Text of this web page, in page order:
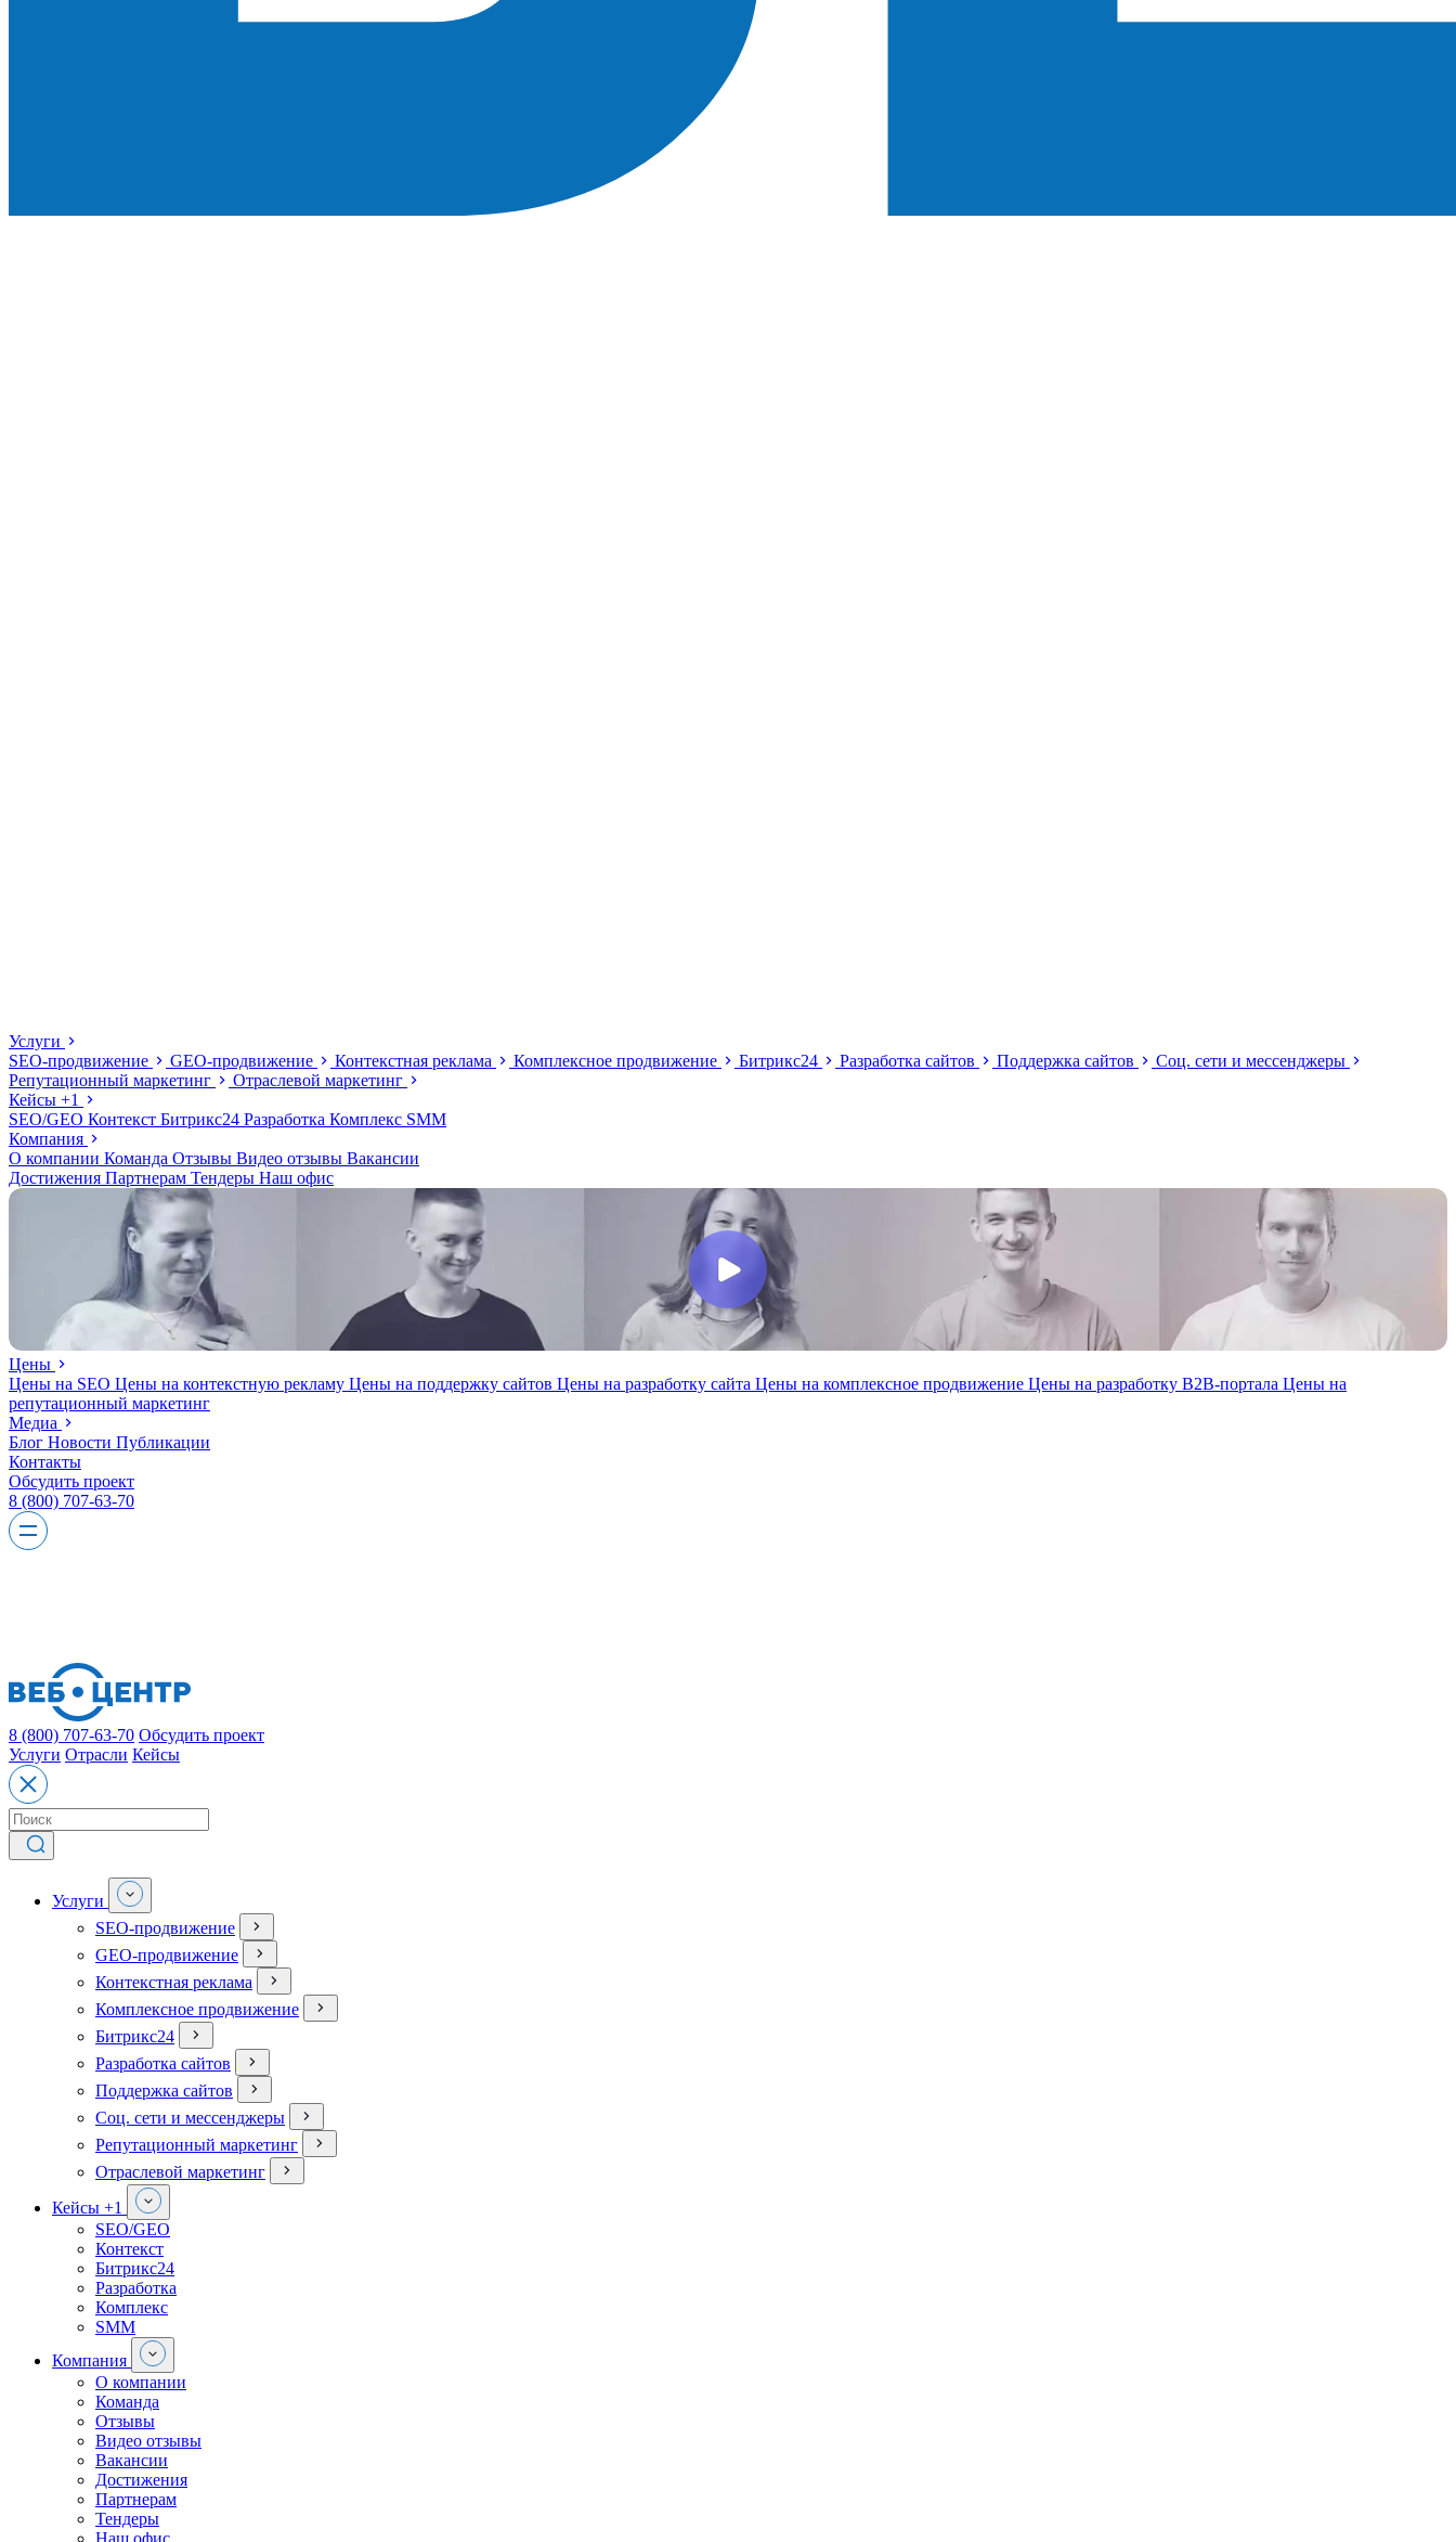
Услуги
SEO-продвижение
GEO-продвижение Контекстная реклама Комплексное продвижение Битрикс24 Разработка сайтов Поддержка сайтов
Соц. сети и мессенджеры
Репутационный маркетинг
Отраслевой маркетинг
Кейсы +1
SEO/GEO Контекст Битрикс24 Разработка Комплекс SMM
Компания
О компании Команда Отзывы Видео отзывы Вакансии
Достижения Партнерам Тендеры Наш офис
Цены
Цены на SEO Цены на контекстную рекламу Цены на поддержку сайтов Цены на разработку сайта Цены на комплексное продвижение Цены на разработку В2В-портала Цены на
репутационный маркетинг
Медиа
Блог Новости Публикации
Контакты
Обсудить проект
8 (800) 707-63-70
8 (800) 707-63-70 Обсудить проект
Услуги Отрасли Кейсы
Услуги
SEO-продвижение
GEO-продвижение
Контекстная реклама
Комплексное продвижение
Битрикс24
Разработка сайтов
Поддержка сайтов
Соц. сети и мессенджеры
Репутационный маркетинг
Отраслевой маркетинг
Кейсы +1
SEO/GEO
Контекст
Битрикс24
Разработка
Комплекс
SMM
Компания
О компании
Команда
Отзывы
Видео отзывы
Вакансии
Достижения
Партнерам
Тендеры
Наш офис